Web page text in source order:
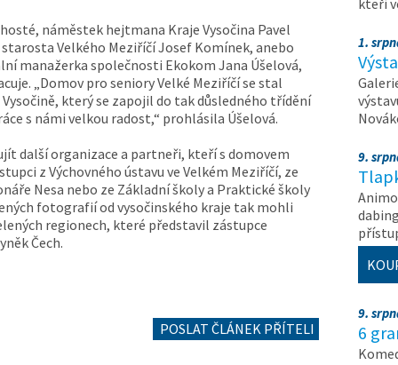
náměstek hejtmana Kraje Vysočina Pavel
Velkého Meziříčí Josef Komínek, anebo
manažerka společnosti Ekokom Jana Úšelová,
„Domov pro seniory Velké Meziříčí se stal
který se zapojil do tak důsledného třídění
s námi velkou radost,“ prohlásila Úšelová.
další organizace a partneři, kteří s domovem
z Výchovného ústavu ve Velkém Meziříčí, ze
Nesa nebo ze Základní školy a Praktické školy
fotografií od vysočinského kraje tak mohli
regionech, které představil zástupce
Čech.
POSLAT ČLÁNEK PŘÍTELI
kteří
1.
9.
9.
6